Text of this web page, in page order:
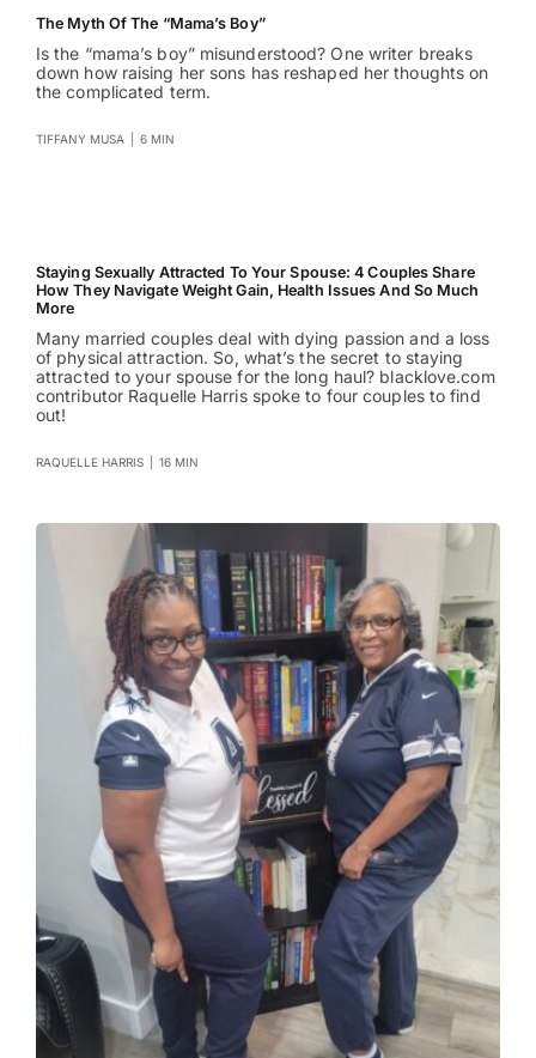
The Myth Of The “Mama’s Boy”
Is the “mama’s boy” misunderstood? One writer breaks
down how raising her sons has reshaped her thoughts on
the complicated term.
TIFFANY MUSA 6 MIN
Staying Sexually Attracted To Your Spouse: 4 Couples Share
How They Navigate Weight Gain, Health Issues And So Much
More
Many married couples deal with dying passion and a loss
of physical attraction. So, what’s the secret to staying
attracted to your spouse for the long haul? blacklove.com
contributor Raquelle Harris spoke to four couples to find
out!
RAQUELLE HARRIS 16 MIN